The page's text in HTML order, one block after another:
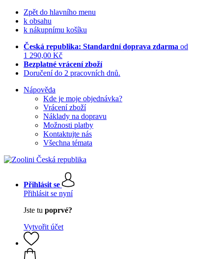
Zpět do hlavního menu
k obsahu
k nákupnímu košíku
Česká republika: Standardní doprava zdarma od
1 290,00 Kč
Bezplatné vrácení zboží
Doručení do 2 pracovních dnů.
Nápověda
Kde je moje objednávka?
Vrácení zboží
Náklady na dopravu
Možnosti platby
Kontaktujte nás
Všechna témata
Přihlásit se
Přihlásit se nyní
Jste tu poprvé?
Vytvořit účet